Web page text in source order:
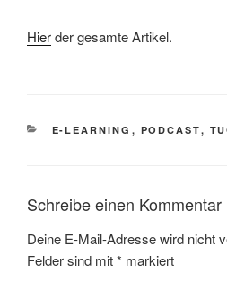
Hierder gesamte Artikel.
KATEGORIEN
E-LEARNING , PODCAST,
Schreibe einen Kommentar
Deine E-Mail-Adresse wird nicht
Felder sind mit* markiert